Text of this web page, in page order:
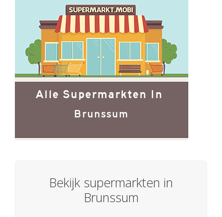
Bekijk supermarkten in
Brunssum